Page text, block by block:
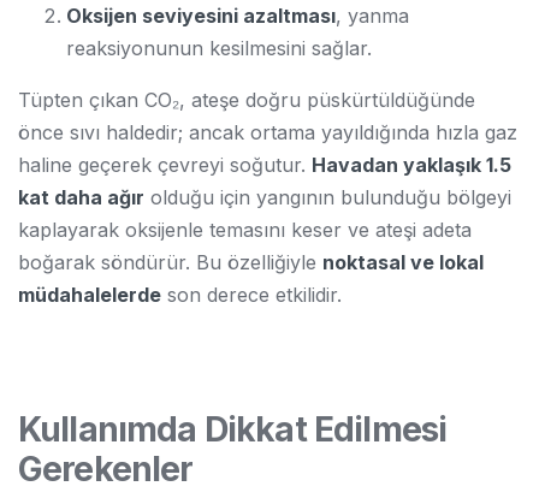
Oksijen seviyesini azaltması, yanma
reaksiyonunun kesilmesini sağlar.
Tüpten çıkan CO₂, ateşe doğru püskürtüldüğünde
önce sıvı haldedir; ancak ortama yayıldığında hızla gaz
haline geçerek çevreyi soğutur. Havadan yaklaşık 1.5
kat daha ağır olduğu için yangının bulunduğu bölgeyi
kaplayarak oksijenle temasını keser ve ateşi adeta
boğarak söndürür. Bu özelliğiyle noktasal ve lokal
müdahalelerde son derece etkilidir.
Kullanımda Dikkat Edilmesi
Gerekenler